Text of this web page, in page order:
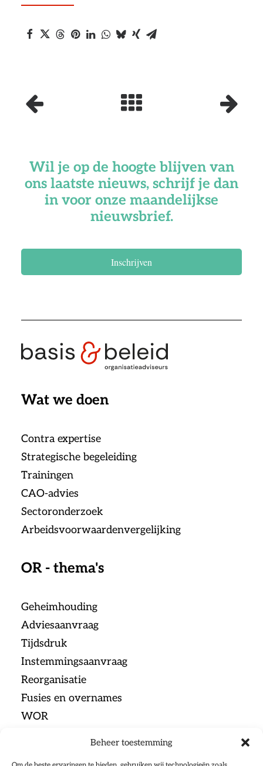
Beheer toestemming
Wil je op de hoogte blijven van
ons laatste nieuws, schrijf je dan
in voor onze maandelijkse
nieuwsbrief.
Inschrijven
Wat we doen
Contra expertise
Strategische begeleiding
Trainingen
CAO-advies
Sectoronderzoek
Arbeidsvoorwaardenvergelijking
OR - thema's
Geheimhouding
Adviesaanvraag
Tijdsdruk
Instemmingsaanvraag
Reorganisatie
Fusies en overnames
WOR